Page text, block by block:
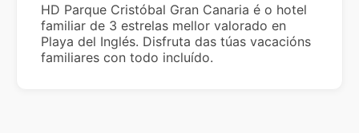
HD Parque Cristóbal Gran Canaria é o hotel
familiar de 3 estrelas mellor valorado en
Playa del Inglés. Disfruta das túas vacacións
familiares con todo incluído.